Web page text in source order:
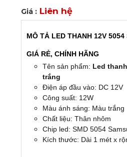
Giá : Liên hệ
MÔ TẢ LED THANH 12V
GIÁ RẺ, CHÍNH HÃNG
Tên sản phẩm: Led
trắng
Điện áp đầu vào: DC 12V
Công suất: 12W
Màu ánh sáng: Màu trắng
Chất liệu: Thân nhôm
Chip led: SMD 5054
Kích thước: Dài 1 mét x